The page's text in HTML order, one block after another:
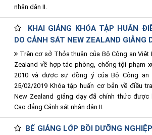
nhân dân II.
KHAI GIẢNG KHÓA TẬP HUẤN
DO CẢNH SÁT NEW ZEALAND GIẢNG
Trên cơ sở Thỏa thuận của Bộ Công an Việt
Zealand về hợp tác phòng, chống tội phạm
2010 và được sự đồng ý của Bộ Công an
25/02/2019 Khóa tập huấn cơ bản về điều
New Zealand giảng dạy đã chính thức
Cao đẳng Cảnh sát nhân dân II.
BẾ GIẢNG LỚP BỒI DƯỠNG